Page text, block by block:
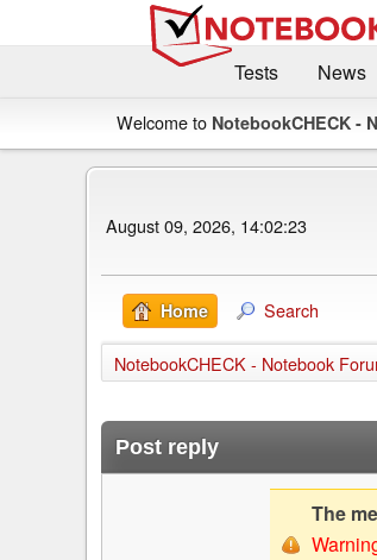
Tests
News
Welcome to NotebookCHECK -
August 09, 2026, 14:02:23
Home Search
NotebookCHECK - Notebook
Post reply
The